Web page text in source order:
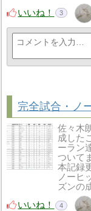
いいね！ 3
佐々木
成した
ーラン
ついて
本記録
ノーヒ
ズンの
いいね！ 4